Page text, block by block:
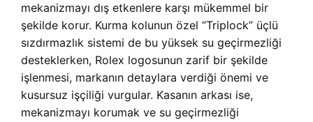
mekanizmayı dış etkenlere karşı mükemmel bir
şekilde korur. Kurma kolunun özel “Triplock” üçlü
sızdırmazlık sistemi de bu yüksek su geçirmezliği
desteklerken, Rolex logosunun zarif bir şekilde
işlenmesi, markanın detaylara verdiği önemi ve
kusursuz işçiliği vurgular. Kasanın arkası ise,
mekanizmayı korumak ve su geçirmezliği